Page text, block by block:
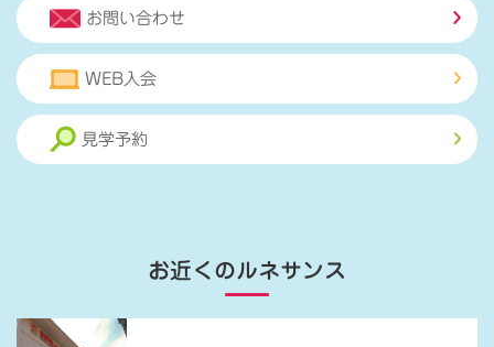
お問い合わせ
WEB入会
見学予約
お近くのルネサンス